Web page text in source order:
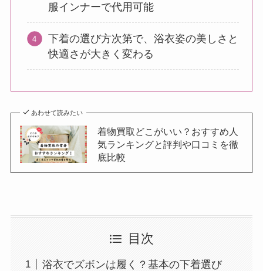
服インナーで代用可能
下着の選び方次第で、浴衣姿の美しさと
快適さが大きく変わる
あわせて読みたい
着物買取どこがいい？おすすめ人
気ランキングと評判や口コミを徹
底比較
目次
浴衣でズボンは履く？基本の下着選び